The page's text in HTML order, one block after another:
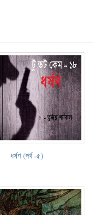
ধর্ষণ (পর্ব -৫)